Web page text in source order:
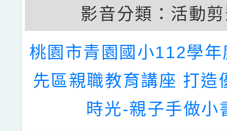
影音分類： 活動
桃園市青園國小112學
先區親職教育講座 打造
時光-親子手做小